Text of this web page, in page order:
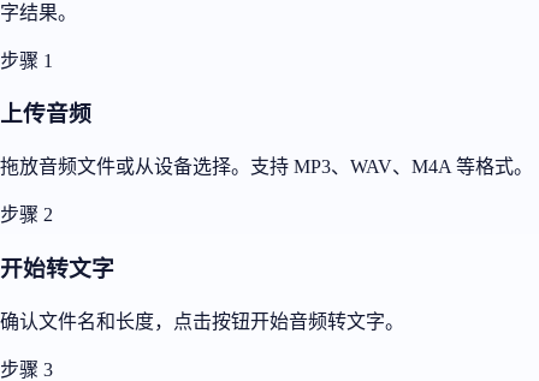
字结果。
步骤 1
上传音频
拖放音频文件或从设备选择。支持 MP3、WAV、M4A 等格式。
步骤 2
开始转文字
确认文件名和长度，点击按钮开始音频转文字。
步骤 3